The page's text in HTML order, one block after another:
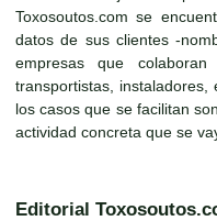
Toxosoutos.com se
datos de sus clientes -
empresas que
transportistas, instaladores,
los casos que se facilitan
actividad concreta que se
Editorial